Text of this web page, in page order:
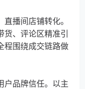
播间店铺转化。
、评论区精准引
程围绕成交链路做
户品牌信任。以主